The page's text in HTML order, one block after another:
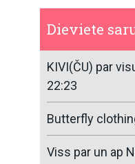
Dieviete
KIVI(ČU) par
22:23
Butterfly
Viss par un ap